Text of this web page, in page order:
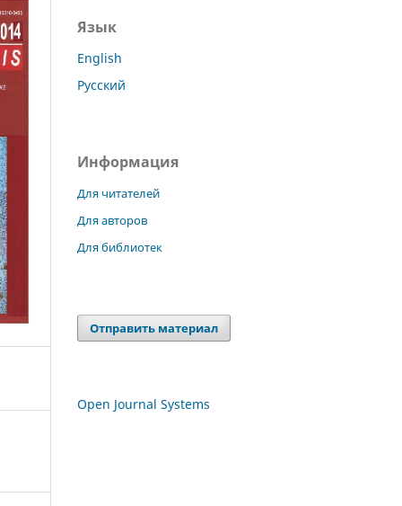
Язык
English
Русский
Информация
Для читателей
Для авторов
Для библиотек
Отправить материал
Open Journal Systems